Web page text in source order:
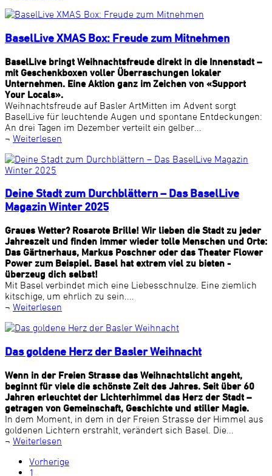
BaselLive XMAS Box: Freude zum Mitnehmen
BaselLive bringt Weihnachtsfreude direkt in die Innenstadt –
mit Geschenkboxen voller Überraschungen lokaler
Unternehmen. Eine Aktion ganz im Zeichen von «Support
Your Locals».
Weihnachtsfreude auf Basler ArtMitten im Advent sorgt
BaselLive für leuchtende Augen und spontane Entdeckungen:
An drei Tagen im Dezember verteilt ein gelber...
¬ Weiterlesen
Deine Stadt zum Durchblättern – Das BaselLive
Magazin Winter 2025
Graues Wetter? Rosarote Brille! Wir lieben die Stadt zu jeder
Jahreszeit und finden immer wieder tolle Menschen und Orte:
Das Gärtnerhaus, Markus Poschner oder das Theater Flower
Power zum Beispiel. Basel hat extrem viel zu bieten -
überzeug dich selbst!
Mit Basel verbindet mich eine Liebesschnulze. Eine ziemlich
kitschige, um ehrlich zu sein....
¬ Weiterlesen
Das goldene Herz der Basler Weihnacht
Wenn in der Freien Strasse das Weihnachtslicht angeht,
beginnt für viele die schönste Zeit des Jahres. Seit über 60
Jahren erleuchtet der Lichterhimmel das Herz der Stadt –
getragen von Gemeinschaft, Geschichte und stiller Magie.
In dem Moment, in dem in der Freien Strasse der Himmel aus
goldenen Lichtern erstrahlt, verändert sich Basel. Die...
¬ Weiterlesen
Vorherige
1